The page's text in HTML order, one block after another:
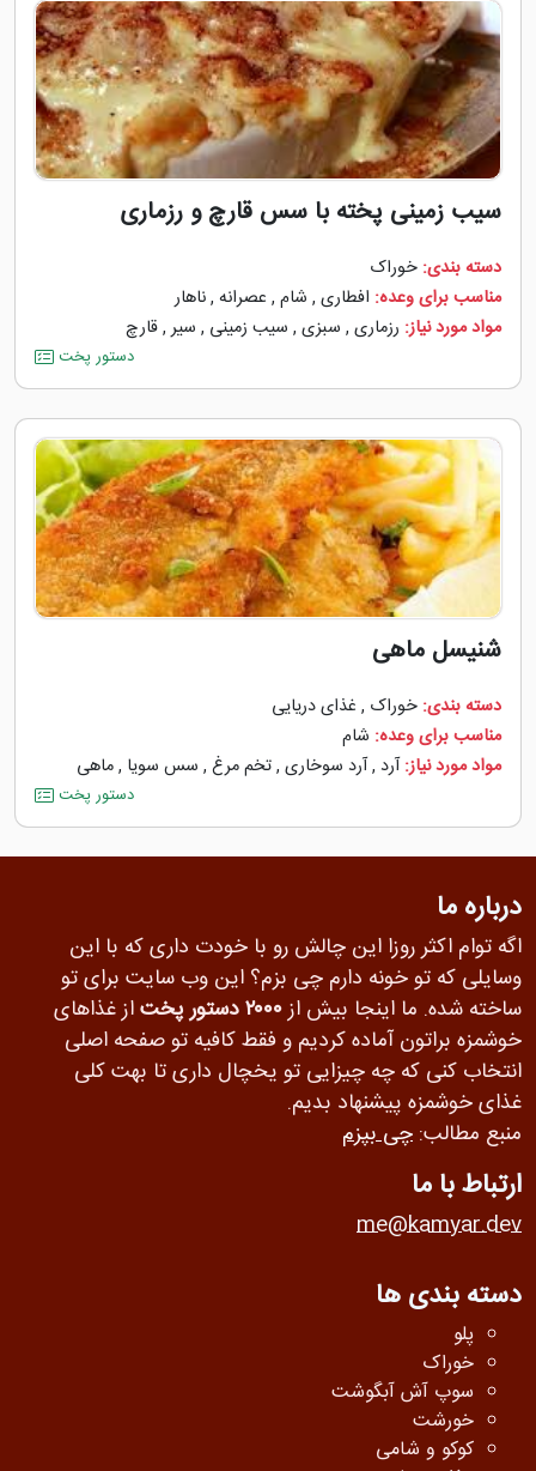
سیب زمینی پخته با سس قارچ و رزماری
دسته بندی: خوراک
مناسب برای وعده: افطاری , شام , عصرانه ,ناهار
مواد مورد نیاز: رزماری , سبزی , سیب زمینی , سیر,قارچ
دستور پخت
شنیسل ماهی
دسته بندی: خوراک , غذای دریایی
مناسب برای وعده: شام
مواد مورد نیاز: آرد ,آرد سوخاری ,تخم مرغ , سس سویا ,ماهی
دستور پخت
درباره ما
اگه توام اکثر روزا این چالش رو با خودت داری که با این
وسایلی که تو خونه دارم چی بزم؟ این وب سایت برای تو
ساخته شده. ما اینجا بیش از۲۰۰۰ دستور پخت
از غذاهای
خوشمزه براتون آماده کردیم و فقط کافیه تو صفحه اصلی
انتخاب کنی که چه چیزایی تو یخچال داری تا بهت کلی
غذای خوشمزه پیشنهاد بدیم.
منبع مطالب: چی بپزم
ارتباط با ما
me@kamyar.dev
دسته بندی ها
پلو
خوراک
سوپ آش آبگوشت
خورشت
کوکو و شامی